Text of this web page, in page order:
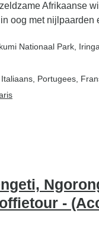
Afrikaanse
oog met nijlpaarden
Nationaal Park , Iringa
Portugees,
-